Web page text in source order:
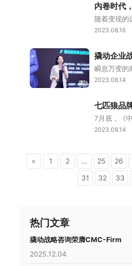
2023.08.16
2023.08.14
2023.08.14
« 1 2 ... 25 26
31
32 33
热门文章
撬动战略咨询荣膺CMC-Firm
2025.12.04